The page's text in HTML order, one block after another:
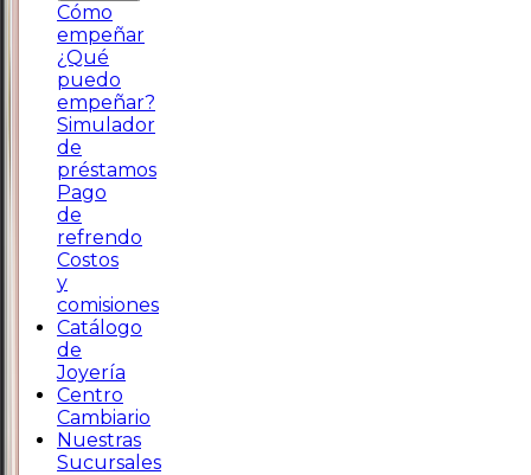
Cómo
empeñar
¿Qué
puedo
empeñar?
Simulador
de
préstamos
Pago
de
refrendo
Costos
y
comisiones
Catálogo
de
Joyería
Centro
Cambiario
Nuestras
Sucursales